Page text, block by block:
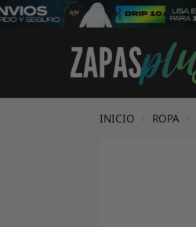
Search
INICIO ROPA